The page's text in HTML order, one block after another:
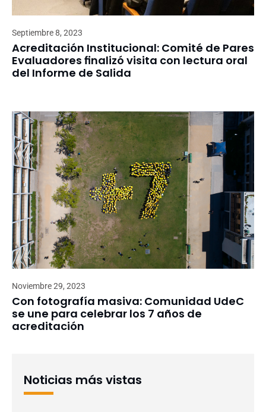
Septiembre 8, 2023
Acreditación Institucional: Comité de Pares
Evaluadores finalizó visita con lectura oral
del Informe de Salida
Noviembre 29, 2023
Con fotografía masiva: Comunidad UdeC
se une para celebrar los 7 años de
acreditación
Noticias más vistas